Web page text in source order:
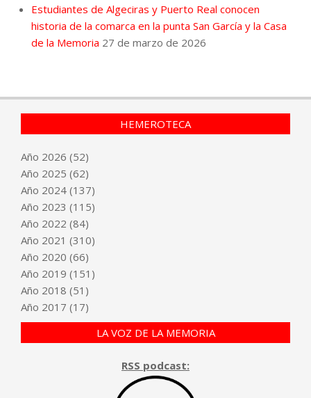
Estudiantes de Algeciras y Puerto Real conocen
historia de la comarca en la punta San García y la Casa
de la Memoria 27 de marzo de 2026
HEMEROTECA
Año 2026 (52)
Año 2025 (62)
Año 2024 (137)
Año 2023 (115)
Año 2022 (84)
Año 2021 (310)
Año 2020 (66)
Año 2019 (151)
Año 2018 (51)
Año 2017 (17)
LA VOZ DE LA MEMORIA
RSS podcast: